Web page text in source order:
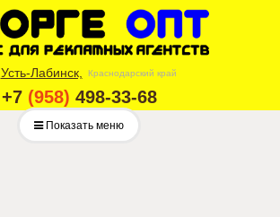
Усть-Лабинск, Краснодарский край
+7 (958) 498-33-68
Показать меню